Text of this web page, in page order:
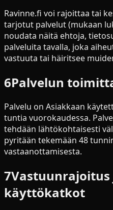
Ravinne.fi voi rajoittaa tai
tarjotut palvelut (mukaan
noudata näitä ehtoja,
palveluita tavalla, joka
vastuuta tai häiritsee
6Palvelun
Palvelu on Asiakkaan
tuntia vuorokaudessa.
tehdään lähtökohtaisesti
pyritään tekemään 48
vastaanottamisesta.
7Vastuunrajoitus
käyttökatkot